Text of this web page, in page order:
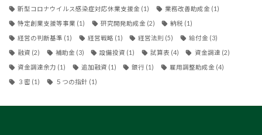
新型コロナウイルス感染症対応休業支援金 (1) 業務改善助成金 (1)
特定創業支援等事業 (1) 研究開発助成金 (2) 納税 (1)
経営の判断基準 (1) 経営戦略 (1) 経営法則 (5) 給付金 (3)
融資 (2) 補助金 (3) 設備投資 (1) 試算表 (4) 資金調達 (2)
資金調達余力 (1) 追加融資 (1) 銀行 (1) 雇用調整助成金 (4)
３密 (1) ５つの指針 (1)